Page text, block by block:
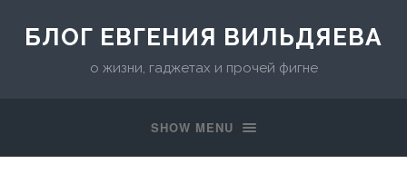
БЛОГ ЕВГЕНИЯ ВИЛЬДЯЕВА
о жизни, гаджетах и прочей фигне
SHOW MENU